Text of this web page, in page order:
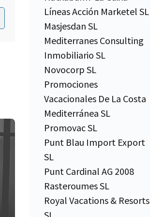
Líneas Acción Marketel SL
Masjesdan SL
Mediterranes Consulting
Inmobiliario SL
Novocorp SL
Promociones
Vacacionales De La Costa
Mediterránea SL
Promovac SL
Punt Blau Import Export
SL
Punt Cardinal AG 2008
Rasteroumes SL
Royal Vacations & Resorts